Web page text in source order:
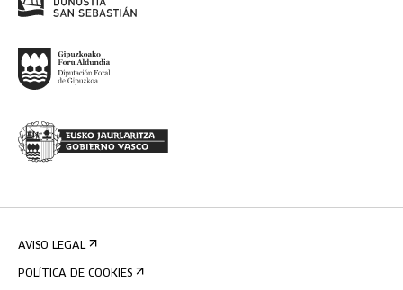
AVISO LEGAL
POLÍTICA DE COOKIES